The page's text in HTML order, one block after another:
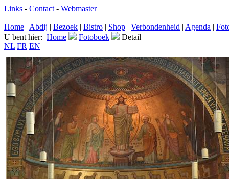
Links - Contact - Webmaster
Home | Abdij | Bezoek | Bistro | Shop | Verbondenheid | Agenda |
U bent hier: Home Fotoboek
Detail
NL FR EN